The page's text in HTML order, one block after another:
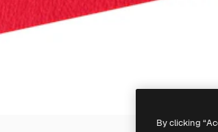
By clicking